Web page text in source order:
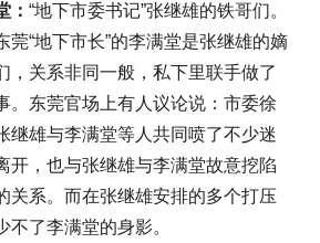
： “地下市委书记”张继雄的铁哥们。
莞“地下市长”的李满堂是张继雄的嫡
，关系非同一般，私下里联手做了
。东莞官场上有人议论说：市委徐
继雄与李满堂等人共同喷了不少迷
开，也与张继雄与李满堂故意挖陷
关系。而在张继雄安排的多个打压
了李满堂的身影。